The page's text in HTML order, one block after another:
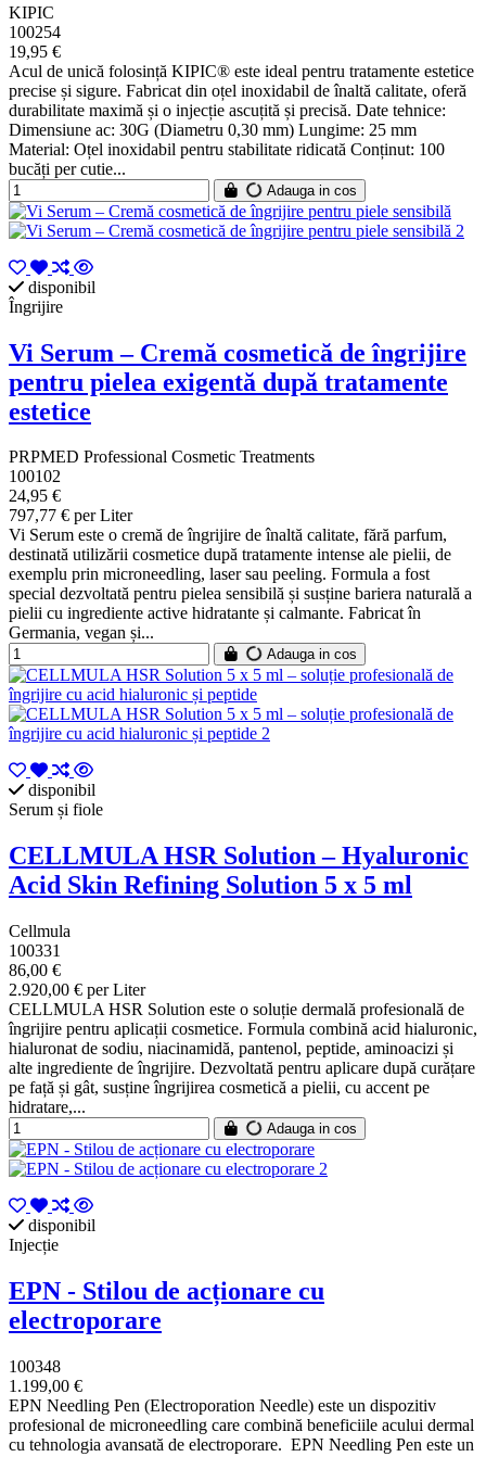
KIPIC
100254
19,95 €
Acul de unică folosință KIPIC® este ideal pentru tratamente estetice
precise și sigure. Fabricat din oțel inoxidabil de înaltă calitate, oferă
durabilitate maximă și o injecție ascuțită și precisă. Date tehnice:
Dimensiune ac: 30G (Diametru 0,30 mm) Lungime: 25 mm
Material: Oțel inoxidabil pentru stabilitate ridicată Conținut: 100
bucăți per cutie...
Adauga in cos
disponibil
Îngrijire
Vi Serum – Cremă cosmetică de îngrijire
pentru pielea exigentă după tratamente
estetice
PRPMED Professional Cosmetic Treatments
100102
24,95 €
797,77 € per Liter
Vi Serum este o cremă de îngrijire de înaltă calitate, fără parfum,
destinată utilizării cosmetice după tratamente intense ale pielii, de
exemplu prin microneedling, laser sau peeling. Formula a fost
special dezvoltată pentru pielea sensibilă și susține bariera naturală a
pielii cu ingrediente active hidratante și calmante. Fabricat în
Germania, vegan și...
Adauga in cos
disponibil
Serum și fiole
CELLMULA HSR Solution – Hyaluronic
Acid Skin Refining Solution 5 x 5 ml
Cellmula
100331
86,00 €
2.920,00 € per Liter
CELLMULA HSR Solution este o soluție dermală profesională de
îngrijire pentru aplicații cosmetice. Formula combină acid hialuronic,
hialuronat de sodiu, niacinamidă, pantenol, peptide, aminoacizi și
alte ingrediente de îngrijire. Dezvoltată pentru aplicare după curățare
pe față și gât, susține îngrijirea cosmetică a pielii, cu accent pe
hidratare,...
Adauga in cos
disponibil
Injecție
EPN - Stilou de acționare cu
electroporare
100348
1.199,00 €
EPN Needling Pen (Electroporation Needle) este un dispozitiv
profesional de microneedling care combină beneficiile acului dermal
cu tehnologia avansată de electroporare. EPN Needling Pen este un